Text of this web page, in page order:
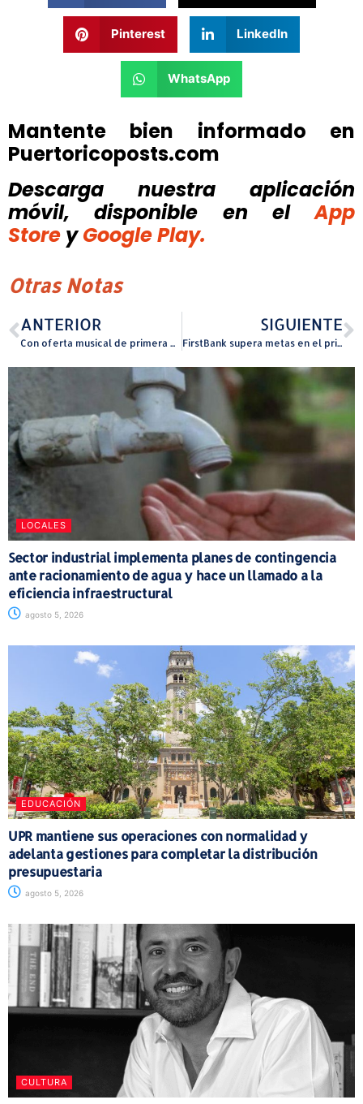
Pinterest LinkedIn
WhatsApp
Mantente bien informado en
Puertoricoposts.com
Descarga nuestra aplicación
móvil, disponible
en el
App
Store y Google Play.
Otras Notas
ANTERIOR
Con oferta musical de primera vuelve el evento: Del Malecón pa’ las Fiestas
SIGUIENTE
FirstBank supera metas en el primer año de su iniciativa Rescate Costero
LOCALES
Sector industrial implementa planes de contingencia
ante racionamiento de agua y hace un llamado a la
eficiencia infraestructural
agosto 5, 2026
EDUCACIÓN
UPR mantiene sus operaciones con normalidad y
adelanta gestiones para completar la distribución
presupuestaria
agosto 5, 2026
CULTURA